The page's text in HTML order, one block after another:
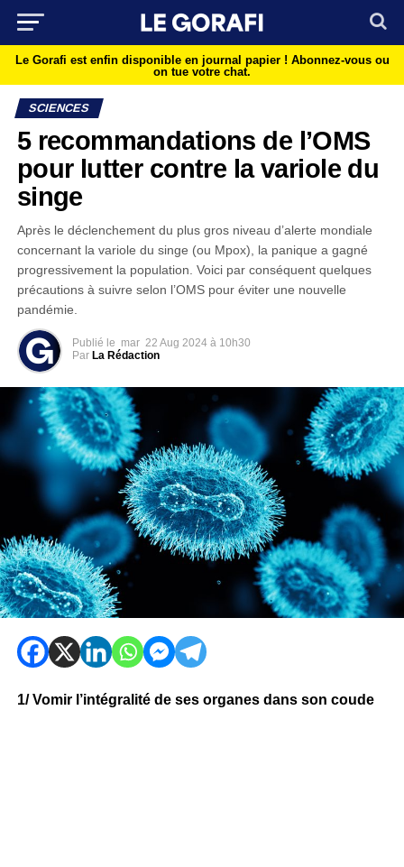
Le Gorafi est enfin disponible en journal papier ! Abonnez-vous ou
on tue votre chat.
SCIENCES
5 recommandations de l’OMS
pour lutter contre la variole du
singe
Après le déclenchement du plus gros niveau d’alerte mondiale
concernant la variole du singe (ou Mpox), la panique a gagné
progressivement la population. Voici par conséquent quelques
précautions à suivre selon l’OMS pour éviter une nouvelle
pandémie.
Publié le mar 22 Aug 2024 à 10h30
Par La Rédaction
1/ Vomir l’intégralité de ses organes dans son coude